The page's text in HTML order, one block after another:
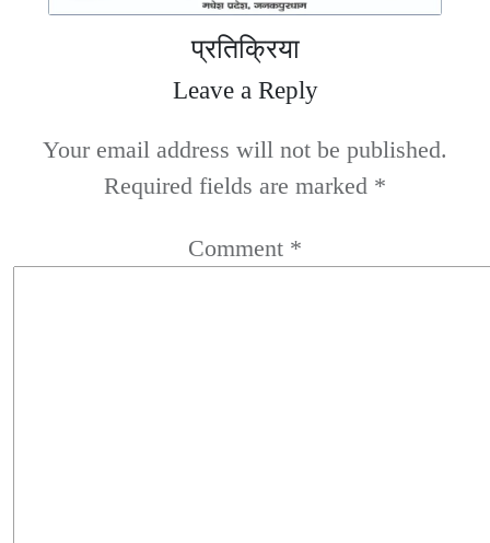
प्रतिक्रिया
Leave a Reply
Your email address will not be published.
Required fields are marked *
Comment *